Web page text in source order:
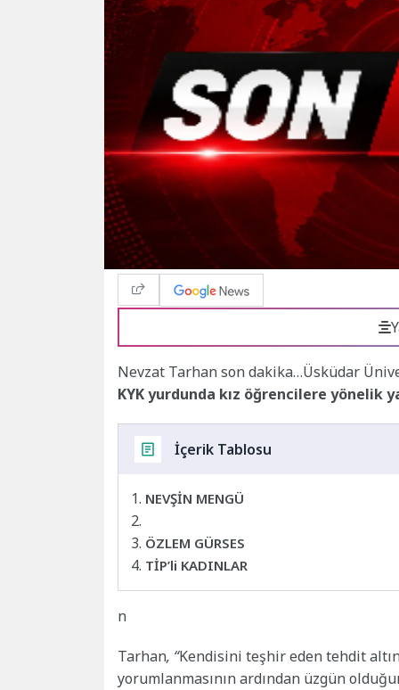
Nevzat Tarhan son dakika…Üsküdar
KYK yurdunda kız öğrencilere yönelik
İçerik Tablosu
NEVŞİN MENGÜ
ÖZLEM GÜRSES
TİP’li KADINLAR
n
Tarhan, “Kendisini teşhir eden tehdit
yorumlanmasının ardından üzgün